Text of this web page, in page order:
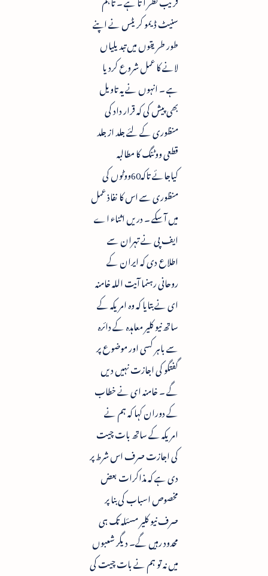
سنیٹ ڈیمو کریٹس نے اپنے
طور طریقوں میں تبدیلیاں
لانے کا عمل شروع کردیا
ہے ۔ انہوں نے یہ تاویل
بھی پیش کی کہ قرار داد کی
منظوری کے لئے جلد از جلد
قطعی ووٹنگ کا مطالبہ
کیاجائے تاکہ60ووٹوں کی
منظوری سے اس کا نفاذ عمل
میں آسکے ۔ دریں اثناء اے
ایف پی نے تہران سے
اطلاع دی کہ ایران کے
روحانی رہنما آیت اللہ خامنہ
ای نے بتایا کہ وہ امریکہ کے
ساتھ نیو کلیر معاہدہ کے دائرہ
سے باہر کسی اور موضوع پر
گفتگو کی اجازت نہیں دیں
گے ۔ خامنہ ای نے خطاب
کے دوران کہا کہ ہم نے
امریکہ کے ساتھ بات چیت
کی اجازت صرف اس شرط پر
دی ہے کہ مذاکرات بعض
مخصوص اسباب کی بنا پر
صرف نیو کلیر مسئلہ تک ہی
محدود رہیں گے۔ دیگر شعبوں
میں نہ تو ہم نے بات چیت کی